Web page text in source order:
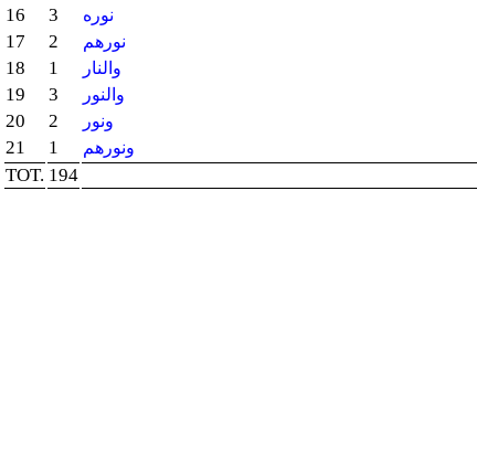
16 3 نوره
17 2 نورهم
18 1 والنار
19 3 والنور
20 2 ونور
21 1 ونورهم
TOT. 194